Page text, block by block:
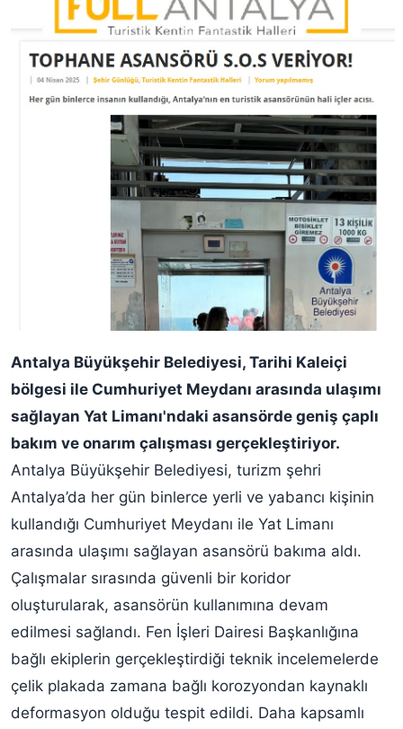
Antalya Büyükşehir Belediyesi, Tarihi Kaleiçi
bölgesi ile Cumhuriyet Meydanı arasında ulaşımı
sağlayan Yat Limanı'ndaki asansörde geniş çaplı
bakım ve onarım çalışması gerçekleştiriyor.
Antalya Büyükşehir Belediyesi, turizm şehri
Antalya’da her gün binlerce yerli ve yabancı kişinin
kullandığı Cumhuriyet Meydanı ile Yat Limanı
arasında ulaşımı sağlayan asansörü bakıma aldı.
Çalışmalar sırasında güvenli bir koridor
oluşturularak, asansörün kullanımına devam
edilmesi sağlandı. Fen İşleri Dairesi Başkanlığına
bağlı ekiplerin gerçekleştirdiği teknik incelemelerde
çelik plakada zamana bağlı korozyondan kaynaklı
deformasyon olduğu tespit edildi. Daha kapsamlı